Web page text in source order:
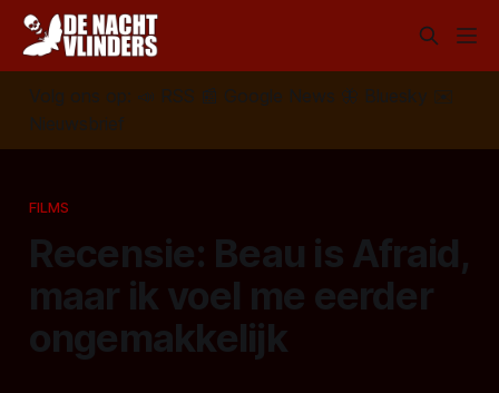
Volg ons op: 📣 RSS 📰 Google News 🦋 Bluesky
✉️
Nieuwsbrief
FILMS
Recensie: Beau is Afraid,
maar ik voel me eerder
ongemakkelijk